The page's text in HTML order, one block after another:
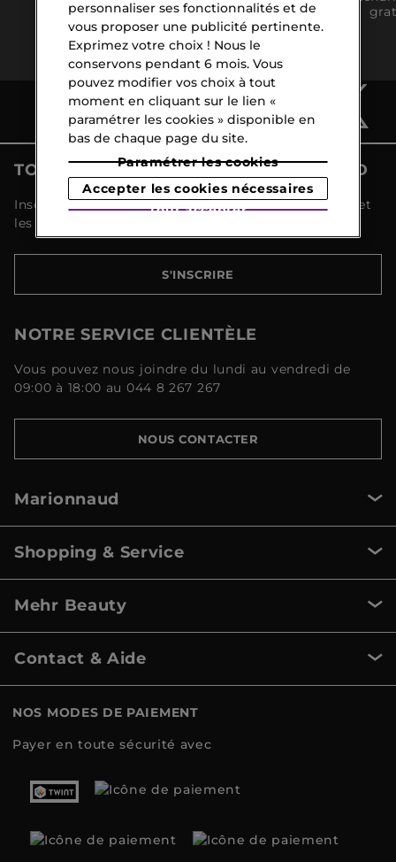
Collect
gratuite
gratuite dès
CHF 120
TOUTES LES ACTUALITÉS MARIONNAUD
Inscrivez-vous et découvrez toutes les nouveautés et
les promotions !
S'INSCRIRE
NOTRE SERVICE CLIENTÈLE
Vous pouvez nous joindre du lundi au vendredi de
09:00 à 18:00 au 044 8 267 267
NOUS CONTACTER
Marionnaud
Shopping & Service
Mehr Beauty
Contact & Aide
NOS MODES DE PAIEMENT
Payer en toute sécurité avec
personnaliser ses fonctionnalités et de
vous proposer une publicité pertinente.
Exprimez votre choix ! Nous le
conservons pendant 6 mois. Vous
pouvez modifier vos choix à tout
moment en cliquant sur le lien «
paramétrer les cookies » disponible en
bas de chaque page du site.
Paramétrer les cookies
Accepter les cookies nécessaires
Tout accepter